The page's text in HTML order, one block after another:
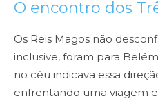
O encontro dos
Os Reis Magos não
inclusive, foram para
no céu indicava essa
enfrentando uma viagem